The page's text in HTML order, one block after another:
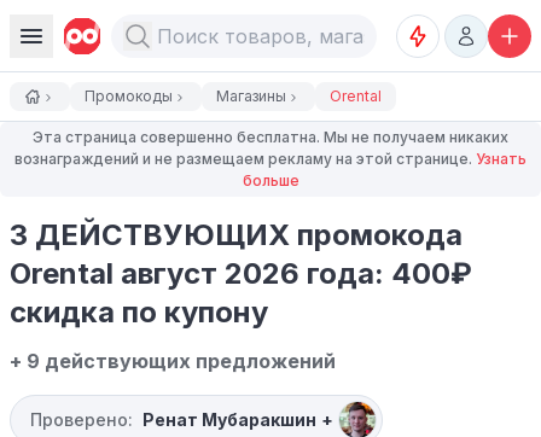
Промокоды Магазины Orental
Эта страница совершенно бесплатна. Мы не получаем никаких
вознаграждений и не размещаем рекламу на этой странице. Узнать
больше
3 ДЕЙСТВУЮЩИХ промокода
Orental август 2026 года: 400₽
скидка по купону
+ 9 действующих предложений
Проверено: Ренат Мубаракшин +